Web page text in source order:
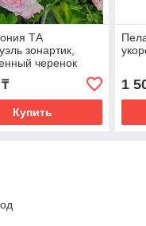
ТА
зонартик,
черенок
Купить
1